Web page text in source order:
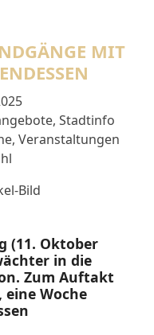
MIT
, Stadtinfo
, Veranstaltungen
(11. Oktober
in die
Zum Auftakt
Woche